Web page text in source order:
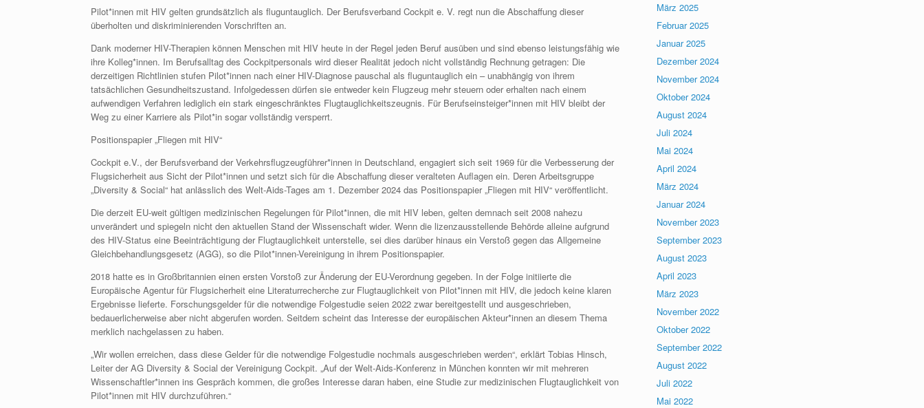
Pilot*innen mit HIV gelten grundsätzlich als fluguntauglich. Der Berufsverband Cockpit e. V. regt nun die Abschaffung dieser
überholten und diskriminierenden Vorschriften an.
Dank moderner HIV-Therapien können Menschen mit HIV heute in der Regel jeden Beruf ausüben und sind ebenso leistungsfähig wie
ihre Kolleg*innen. Im Berufsalltag des Cockpitpersonals wird dieser Realität jedoch nicht vollständig Rechnung getragen: Die
derzeitigen Richtlinien stufen Pilot*innen nach einer HIV-Diagnose pauschal als fluguntauglich ein – unabhängig von ihrem
tatsächlichen Gesundheitszustand. Infolgedessen dürfen sie entweder kein Flugzeug mehr steuern oder erhalten nach einem
aufwendigen Verfahren lediglich ein stark eingeschränktes Flugtauglichkeitszeugnis. Für Berufseinsteiger*innen mit HIV bleibt der
Weg zu einer Karriere als Pilot*in sogar vollständig versperrt.
Positionspapier „Fliegen mit HIV“
Cockpit e.V., der Berufsverband der Verkehrsflugzeugführer*innen in Deutschland, engagiert sich seit 1969 für die Verbesserung der
Flugsicherheit aus Sicht der Pilot*innen und setzt sich für die Abschaffung dieser veralteten Auflagen ein. Deren Arbeitsgruppe
„Diversity & Social“ hat anlässlich des Welt-Aids-Tages am 1. Dezember 2024 das Positionspapier „Fliegen mit HIV“ veröffentlicht.
Die derzeit EU-weit gültigen medizinischen Regelungen für Pilot*innen, die mit HIV leben, gelten demnach seit 2008 nahezu
unverändert und spiegeln nicht den aktuellen Stand der Wissenschaft wider. Wenn die lizenzausstellende Behörde alleine aufgrund
des HIV-Status eine Beeinträchtigung der Flugtauglichkeit unterstelle, sei dies darüber hinaus ein Verstoß gegen das Allgemeine
Gleichbehandlungsgesetz (AGG), so die Pilot*innen-Vereinigung in ihrem Positionspapier.
2018 hatte es in Großbritannien einen ersten Vorstoß zur Änderung der EU-Verordnung gegeben. In der Folge initiierte die
Europäische Agentur für Flugsicherheit eine Literaturrecherche zur Flugtauglichkeit von Pilot*innen mit HIV, die jedoch keine klaren
Ergebnisse lieferte. Forschungsgelder für die notwendige Folgestudie seien 2022 zwar bereitgestellt und ausgeschrieben,
bedauerlicherweise aber nicht abgerufen worden. Seitdem scheint das Interesse der europäischen Akteur*innen an diesem Thema
merklich nachgelassen zu haben.
„Wir wollen erreichen, dass diese Gelder für die notwendige Folgestudie nochmals ausgeschrieben werden“, erklärt Tobias Hinsch,
Leiter der AG Diversity & Social der Vereinigung Cockpit. „Auf der Welt-Aids-Konferenz in München konnten wir mit mehreren
Wissenschaftler*innen ins Gespräch kommen, die großes Interesse daran haben, eine Studie zur medizinischen Flugtauglichkeit von
Pilot*innen mit HIV durchzuführen.“
März 2025
Februar 2025
Januar 2025
Dezember 2024
November 2024
Oktober 2024
August 2024
Juli 2024
Mai 2024
April 2024
März 2024
Januar 2024
November 2023
September 2023
August 2023
April 2023
März 2023
November 2022
Oktober 2022
September 2022
August 2022
Juli 2022
Mai 2022